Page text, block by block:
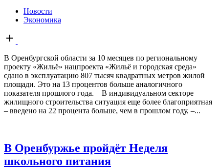
Новости
Экономика
Open
post
В Оренбургской области за 10 месяцев по региональному
проекту «Жильё» нацпроекта «Жильё и городская среда»
сдано в эксплуатацию 807 тысяч квадратных метров жилой
площади. Это на 13 процентов больше аналогичного
показателя прошлого года. – В индивидуальном секторе
жилищного строительства ситуация еще более благоприятная
– введено на 22 процента больше, чем в прошлом году, –...
В Оренбуржье пройдёт Неделя
школьного питания